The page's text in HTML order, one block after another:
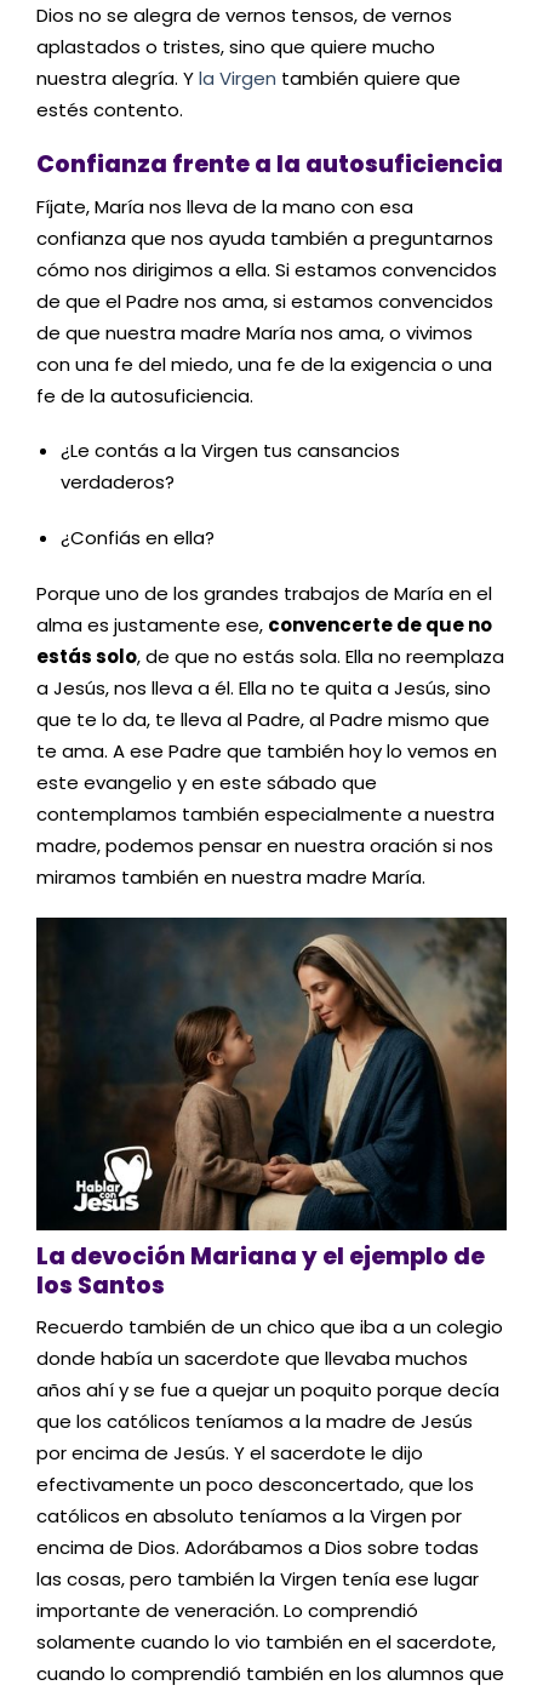
Dios no se alegra de vernos tensos, de vernos
aplastados o tristes, sino que quiere mucho
nuestra alegría. Yla Virgen también quiere que
estés contento.
Confianza frente a la autosuficiencia
Fíjate, María nos lleva de la mano con esa
confianza que nos ayuda también a preguntarnos
cómo nos dirigimos a ella. Si estamos convencidos
de que el Padre nos ama, si estamos convencidos
de que nuestra madre María nos ama, o vivimos
con una fe del miedo, una fe de la exigencia o una
fe de la autosuficiencia.
¿Le contás a la Virgen tus cansancios
verdaderos?
¿Confiás en ella?
Porque uno de los grandes trabajos de María en el
alma es justamente ese, convencerte de que no
estás solo, de que no estás sola. Ella no reemplaza
a Jesús, nos lleva a él. Ella no te quita a Jesús, sino
que te lo da, te lleva al Padre, al Padre mismo que
te ama. A ese Padre que también hoy lo vemos en
este evangelio y en este sábado que
contemplamos también especialmente a nuestra
madre, podemos pensar en nuestra oración si nos
miramos también en nuestra madre María.
La devoción Mariana y el ejemplo de
los Santos
Recuerdo también de un chico que iba a un colegio
donde había un sacerdote que llevaba muchos
años ahí y se fue a quejar un poquito porque decía
que los católicos teníamos a la madre de Jesús
por encima de Jesús. Y el sacerdote le dijo
efectivamente un poco desconcertado, que los
católicos en absoluto teníamos a la Virgen por
encima de Dios. Adorábamos a Dios sobre todas
las cosas, pero también la Virgen tenía ese lugar
importante de veneración. Lo comprendió
solamente cuando lo vio también en el sacerdote,
cuando lo comprendió también en los alumnos que